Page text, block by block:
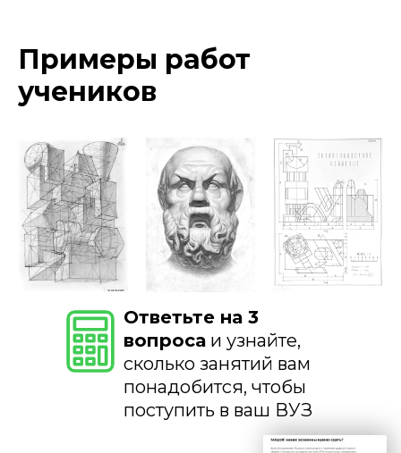
Примеры работ
учеников
Ответьте на 3
вопроса и узнайте,
сколько занятий вам
понадобится, чтобы
поступить в ваш ВУЗ